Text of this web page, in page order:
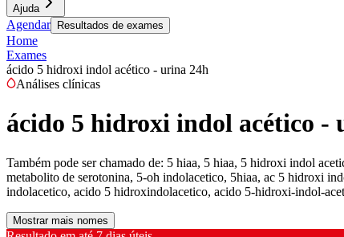
Ajuda
Agendar Resultados de exames
Home
Exames
ácido 5 hidroxi indol acético - urina 24h
Análises clínicas
ácido 5 hidroxi indol acético -
Também pode ser chamado de: 5 hiaa, 5 hiaa, 5 hidroxi indol
metabolito de serotonina, 5-oh indolacetico, 5hiaa, ac 5 hidroxi
indolacetico, acido 5 hidroxindolacetico, acido 5-hidroxi-indol-
Mostrar mais nomes